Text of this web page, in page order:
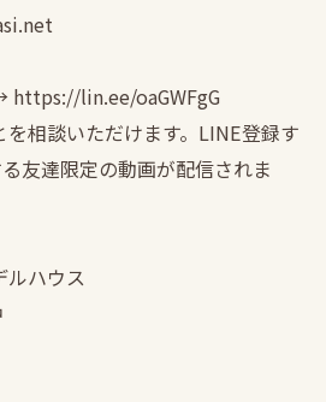
lin.ee/oaGWFgG
相談いただけます。LINE登録す
友達限定の動画が配信されま
ハウス